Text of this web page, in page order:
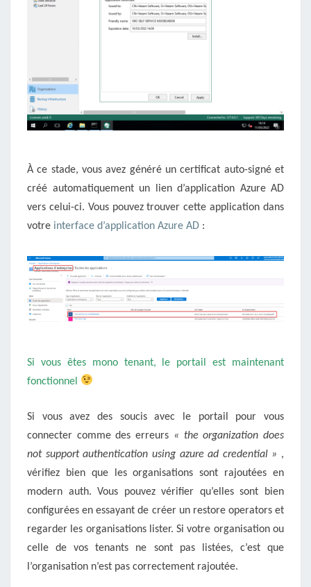
À ce stade, vous avez généré un certificat auto-signé et
créé automatiquement un lien d’application Azure AD
vers celui-ci. Vous pouvez trouver cette application dans
votre interface d’application Azure AD :
Si vous êtes mono tenant, le portail est maintenant
fonctionnel
Si vous avez des soucis avec le portail pour vous
connecter comme des erreurs « the organization does
not support authentication using azure ad credential » ,
vérifiez bien que les organisations sont rajoutées en
modern auth. Vous pouvez vérifier qu’elles sont bien
configurées en essayant de créer un restore operators et
regarder les organisations lister. Si votre organisation ou
celle de vos tenants ne sont pas listées, c’est que
l’organisation n’est pas correctement rajoutée.